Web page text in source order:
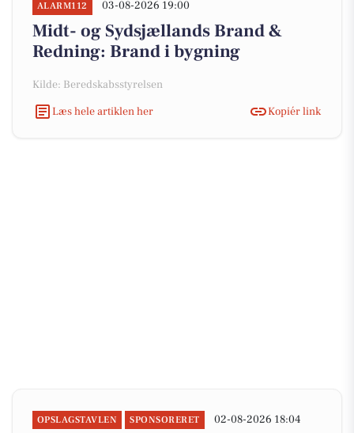
ALARM112 03-08-2026 19:00
Midt- og Sydsjællands Brand &
Redning: Brand i bygning
Kilde: Beredskabsstyrelsen
Læs hele artiklen her
Kopiér link
OPSLAGSTAVLEN SPONSORERET 02-08-2026 18:04